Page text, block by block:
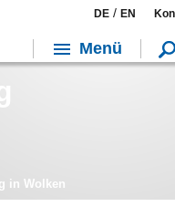
in Wolken
DE / EN
Menü